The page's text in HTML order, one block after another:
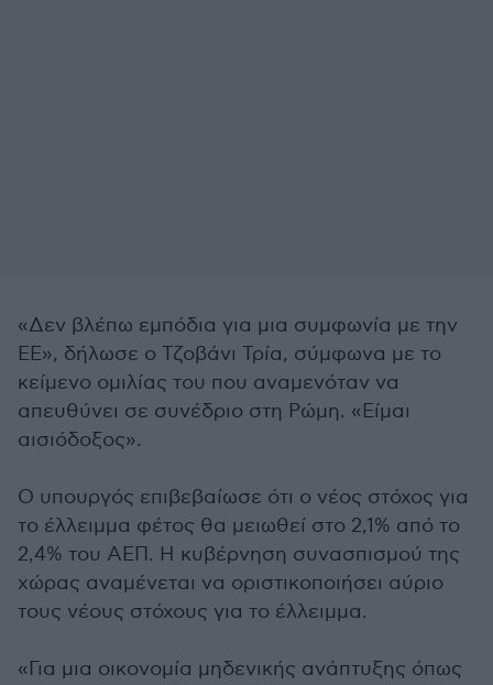
«Δεν βλέπω εμπόδια για μια συμφωνία με την
ΕΕ», δήλωσε ο Τζοβάνι Τρία, σύμφωνα με το
κείμενο ομιλίας του που αναμενόταν να
απευθύνει σε συνέδριο στη Ρώμη. «Είμαι
αισιόδοξος».
Ο υπουργός επιβεβαίωσε ότι ο νέος στόχος για
το έλλειμμα φέτος θα μειωθεί στο 2,1% από το
2,4% του ΑΕΠ. Η κυβέρνηση συνασπισμού της
χώρας αναμένεται να οριστικοποιήσει αύριο
τους νέους στόχους για το έλλειμμα.
«Για μια οικονομία μηδενικής ανάπτυξης όπως